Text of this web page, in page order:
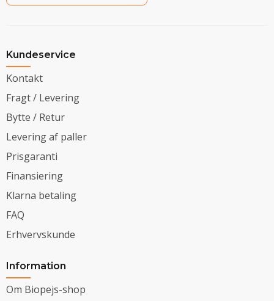
Kundeservice
Kontakt
Fragt / Levering
Bytte / Retur
Levering af paller
Prisgaranti
Finansiering
Klarna betaling
FAQ
Erhvervskunde
Information
Om Biopejs-shop